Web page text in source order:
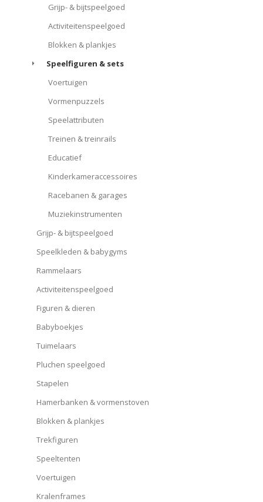
Grijp- & bijtspeelgoed
Activiteitenspeelgoed
Blokken & plankjes
Speelfiguren & sets
Voertuigen
Vormenpuzzels
Speelattributen
Treinen & treinrails
Educatief
Kinderkameraccessoires
Racebanen & garages
Muziekinstrumenten
Grijp- & bijtspeelgoed
Speelkleden & babygyms
Rammelaars
Activiteitenspeelgoed
Figuren & dieren
Babyboekjes
Tuimelaars
Pluchen speelgoed
Stapelen
Hamerbanken & vormenstoven
Blokken & plankjes
Trekfiguren
Speeltenten
Voertuigen
Kralenframes